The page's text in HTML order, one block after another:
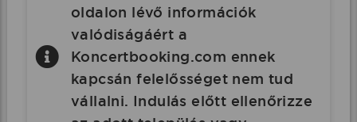
oldalon lévő információk
valódiságáért a
Koncertbooking.com ennek
kapcsán felelősséget nem tud
vállalni. Indulás előtt ellenőrizze